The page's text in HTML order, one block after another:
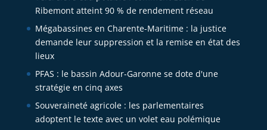
Ribemont atteint 90 % de rendement réseau
Mégabassines en Charente-Maritime : la justice
demande leur suppression et la remise en état des
lieux
PFAS : le bassin Adour-Garonne se dote d'une
stratégie en cinq axes
Souveraineté agricole : les parlementaires
adoptent le texte avec un volet eau polémique